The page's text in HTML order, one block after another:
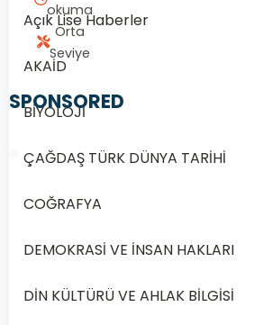
okuma
Orta
Seviye
SPONSORED
Açık Lise Haberler
AKAİD
BİYOLOJİ
ÇAĞDAŞ TÜRK DÜNYA TARİHİ
COĞRAFYA
DEMOKRASİ VE İNSAN HAKLARI
DİN KÜLTÜRÜ VE AHLAK BİLGİSİ